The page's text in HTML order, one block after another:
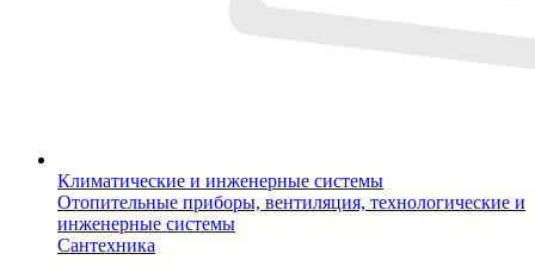
Климатические и инженерные системы
Отопительные приборы, вентиляция, технологические и
инженерные системы
Сантехника